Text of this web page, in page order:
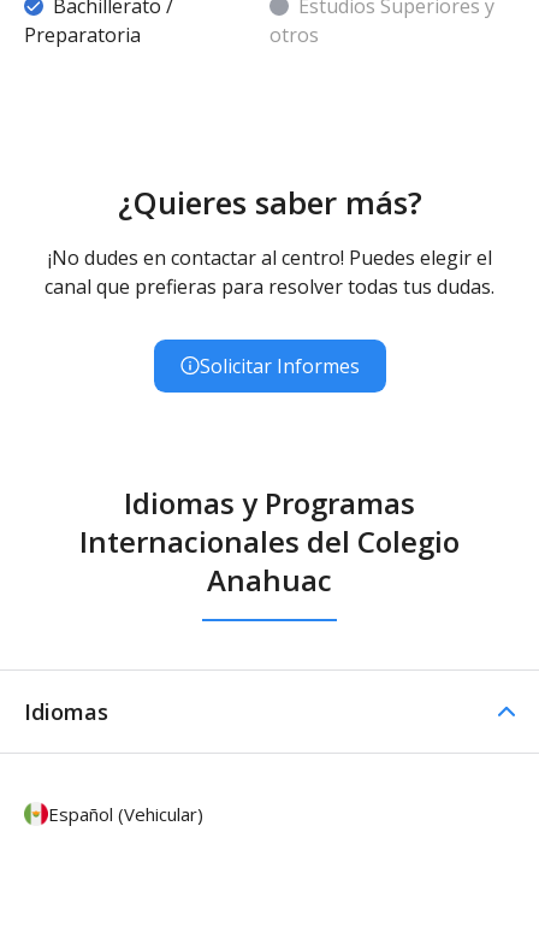
Bachillerato /
Preparatoria
Estudios Superiores y
otros
¿Quieres saber más?
¡No dudes en contactar al centro! Puedes elegir el
canal que prefieras para resolver todas tus dudas.
Solicitar Informes
Idiomas y Programas
Internacionales del Colegio
Anahuac
Idiomas
Español (Vehicular)